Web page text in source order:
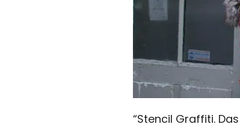
“Stencil Graffiti.